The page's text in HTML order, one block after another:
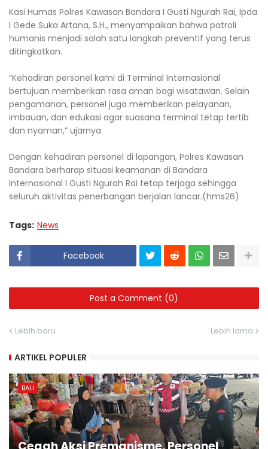
Kasi Humas Polres Kawasan Bandara I Gusti Ngurah Rai, Ipda
I Gede Suka Artana, S.H., menyampaikan bahwa patroli
humanis menjadi salah satu langkah preventif yang terus
ditingkatkan.
“Kehadiran personel kami di Terminal Internasional
bertujuan memberikan rasa aman bagi wisatawan. Selain
pengamanan, personel juga memberikan pelayanan,
imbauan, dan edukasi agar suasana terminal tetap tertib
dan nyaman,” ujarnya.
Dengan kehadiran personel di lapangan, Polres Kawasan
Bandara berharap situasi keamanan di Bandara
Internasional I Gusti Ngurah Rai tetap terjaga sehingga
seluruh aktivitas penerbangan berjalan lancar.(hms26)
Tags: News
Facebook
Post a Comment (0)
Lebih baru Lebih lama
ARTIKEL POPULER
BALI